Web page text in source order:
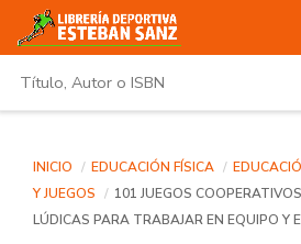
INICIO EDUCACIÓN FÍSICA
Y JUEGOS
101 JUEGOS
LÚDICAS PARA TRABAJAR EN EQUIPO Y